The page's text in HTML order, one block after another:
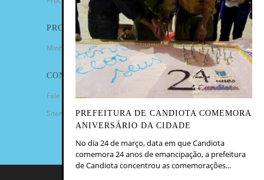
PREFEITURA DE CANDIOTA COMEMORA
ANIVERSÁRIO DA CIDADE
No dia 24 de março, data em que Candiota
comemora 24 anos de emancipação, a prefeitura
de Candiota concentrou as comemorações...
PROGRAMAS
Minha Casa Minha Vida
CONTATO
Fale Conosco
Sitemap